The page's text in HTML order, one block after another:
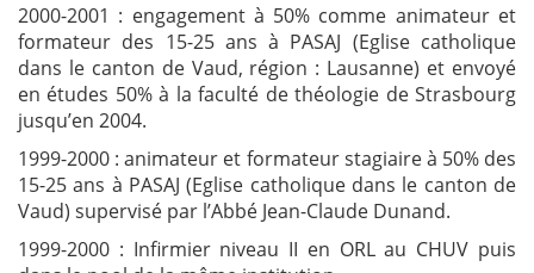
2000-2001 : engagement à 50% comme animateur et
formateur des 15-25 ans à PASAJ (Eglise catholique
dans le canton de Vaud, région : Lausanne) et envoyé
en études 50% à la faculté de théologie de Strasbourg
jusqu’en 2004.
1999-2000 : animateur et formateur stagiaire à 50% des
15-25 ans à PASAJ (Eglise catholique dans le canton de
Vaud) supervisé par l’Abbé Jean-Claude Dunand.
1999-2000 : Infirmier niveau II en ORL au CHUV puis